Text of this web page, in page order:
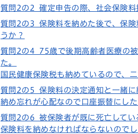
質問2の2 確定申告の際、社会保険料
質問2の3 保険料を納めた後で、保険
うか？
質問2の4 75歳で後期高齢者医療の
た。
国民健康保険税も納めているので、
質問2の5 保険料の決定通知と一緒に
納め忘れが心配なので口座振替にし
質問2の6 被保険者が既に死亡してい
保険料を納めなければならないのでし